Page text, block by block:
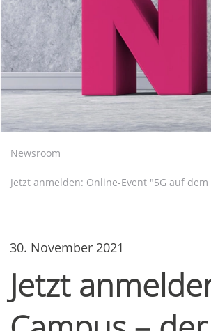
Newsroom
Jetzt anmelden: Online-Event "5G auf
30. November 2021
Jetzt